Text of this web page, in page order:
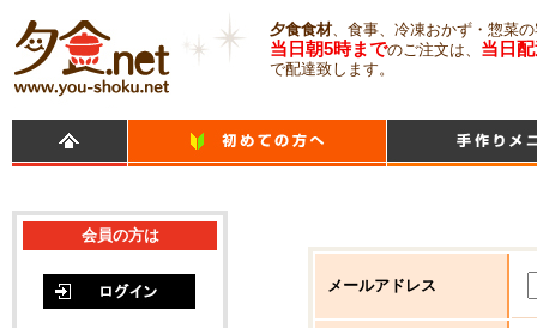
夕食食材、食事、冷凍おかず・惣菜
当日朝5時までのご注文は、 当日
で配達致します。
メールアドレス
会員の方は